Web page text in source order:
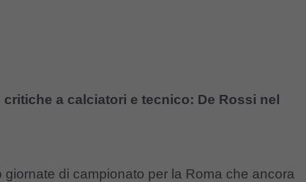
a calciatori e tecnico: De Rossi nel
giornate di campionato per la Roma che ancora